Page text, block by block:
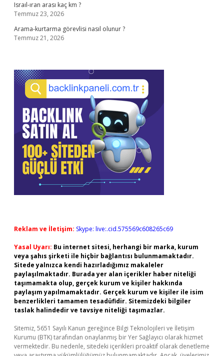
Israıl-ıran arası kaç km ?
Temmuz 23, 2026
Arama-kurtarma görevlisi nasıl olunur ?
Temmuz 21, 2026
Reklam ve İletişim: Skype: live:.cid.575569c608265c69
Yasal Uyarı: Bu internet sitesi, herhangi bir marka, kurum
veya şahıs şirketi ile hiçbir bağlantısı bulunmamaktadır.
Sitede yalnızca kendi hazırladığımız makaleler
paylaşılmaktadır. Burada yer alan içerikler haber niteliği
taşımamakta olup, gerçek kurum ve kişiler hakkında
paylaşım yapılmamaktadır. Gerçek kurum ve kişiler ile isim
benzerlikleri tamamen tesadüfidir. Sitemizdeki bilgiler
taslak halindedir ve tavsiye niteliği taşımazlar.
Sitemiz, 5651 Sayılı Kanun gereğince Bilgi Teknolojileri ve İletişim
Kurumu (BTK) tarafından onaylanmış bir Yer Sağlayıcı olarak hizmet
vermektedir. Bu nedenle, sitedeki içerikleri proaktif olarak denetleme